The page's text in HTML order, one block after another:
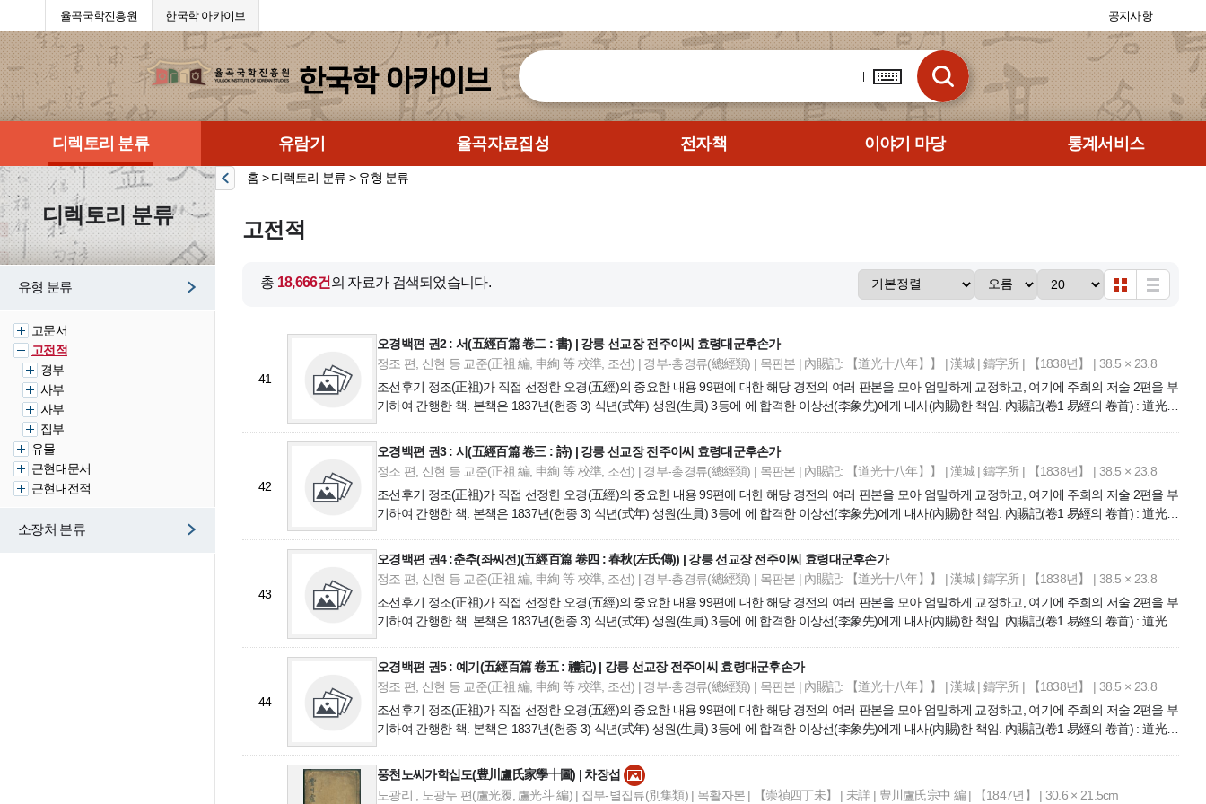
율곡국학진흥원 한국학 아카이브 공지사항
디렉토리 분류 유람기 율곡자료집성 전자책 이야기 마당 통계서비스
디렉토리 분류
유형 분류
고문서
고전적
경부
사부
자부
집부
유물
근현대문서
근현대전적
소장처 분류
홈 > 디렉토리 분류 > 유형 분류
고전적
총 18,666건의 자료가 검색되었습니다.
41
오경백편 권2 : 서(五經百篇 卷二 : 書) | 강릉 선교장 전주이씨 효령대군후손가
정조 편, 신현 등 교준(正祖 編, 申絢 等 校準, 조선) | 경부-총경류(總經類) | 목판본 | 內賜記: 【道光十八年】】 | 漢城 | 鑄字所 | 【1838년】 | 38.5 × 23.8
조선후기 정조(正祖)가 직접 선정한 오경(五經)의 중요한 내용 99편에 대한 해당 경전의 여러 판본을 모아 엄밀하게 교정하고, 여기에 주희의 저술 2편을 부
기하여 간행한 책. 본책은 1837년(헌종 3) 식년(式年) 생원(生員) 3등에 에 합격한 이상선(李象先)에게 내사(內賜)한 책임. 內賜記(卷1 易經의 卷首) : 道光十
중요한 내용 99편에 대한 해당 경전의 여러 판본을 모아 엄밀하게 교정하고, 여기에 주희의 저술 2편을 부기하여 간행한 책. 본책은 1837년(헌종 3) 식년(式
年) 생원(生員) 3등에 에 합격한 이상선(李象先)에게 내사(內賜)한 책임.
42
오경백편 권3 : 시(五經百篇 卷三 : 詩) | 강릉 선교장 전주이씨 효령대군후손가
정조 편, 신현 등 교준(正祖 編, 申絢 等 校準, 조선) | 경부-총경류(總經類) | 목판본 | 內賜記: 【道光十八年】】 | 漢城 | 鑄字所 | 【1838년】 | 38.5 × 23.8
조선후기 정조(正祖)가 직접 선정한 오경(五經)의 중요한 내용 99편에 대한 해당 경전의 여러 판본을 모아 엄밀하게 교정하고, 여기에 주희의 저술 2편을 부
기하여 간행한 책. 본책은 1837년(헌종 3) 식년(式年) 생원(生員) 3등에 에 합격한 이상선(李象先)에게 내사(內賜)한 책임. 內賜記(卷1 易經의 卷首) : 道光十
중요한 내용 99편에 대한 해당 경전의 여러 판본을 모아 엄밀하게 교정하고, 여기에 주희의 저술 2편을 부기하여 간행한 책. 본책은 1837년(헌종 3) 식년(式
年) 생원(生員) 3등에 에 합격한 이상선(李象先)에게 내사(內賜)한 책임.
43
오경백편 권4 :춘추(좌씨전)(五經百篇 卷四 : 春秋(左氏傳)) | 강릉 선교장 전주이씨 효령대군후손가
정조 편, 신현 등 교준(正祖 編, 申絢 等 校準, 조선) | 경부-총경류(總經類) | 목판본 | 內賜記: 【道光十八年】】 | 漢城 | 鑄字所 | 【1838년】 | 38.5 × 23.8
조선후기 정조(正祖)가 직접 선정한 오경(五經)의 중요한 내용 99편에 대한 해당 경전의 여러 판본을 모아 엄밀하게 교정하고, 여기에 주희의 저술 2편을 부
기하여 간행한 책. 본책은 1837년(헌종 3) 식년(式年) 생원(生員) 3등에 에 합격한 이상선(李象先)에게 내사(內賜)한 책임. 內賜記(卷1 易經의 卷首) : 道光十
중요한 내용 99편에 대한 해당 경전의 여러 판본을 모아 엄밀하게 교정하고, 여기에 주희의 저술 2편을 부기하여 간행한 책. 본책은 1837년(헌종 3) 식년(式
年) 생원(生員) 3등에 에 합격한 이상선(李象先)에게 내사(內賜)한 책임.
44
오경백편 권5 : 예기(五經百篇 卷五 : 禮記) | 강릉 선교장 전주이씨 효령대군후손가
정조 편, 신현 등 교준(正祖 編, 申絢 等 校準, 조선) | 경부-총경류(總經類) | 목판본 | 內賜記: 【道光十八年】】 | 漢城 | 鑄字所 | 【1838년】 | 38.5 × 23.8
조선후기 정조(正祖)가 직접 선정한 오경(五經)의 중요한 내용 99편에 대한 해당 경전의 여러 판본을 모아 엄밀하게 교정하고, 여기에 주희의 저술 2편을 부
기하여 간행한 책. 본책은 1837년(헌종 3) 식년(式年) 생원(生員) 3등에 에 합격한 이상선(李象先)에게 내사(內賜)한 책임. 內賜記(卷1 易經의 卷首) : 道光十
중요한 내용 99편에 대한 해당 경전의 여러 판본을 모아 엄밀하게 교정하고, 여기에 주희의 저술 2편을 부기하여 간행한 책. 본책은 1837년(헌종 3) 식년(式
年) 생원(生員) 3등에 에 합격한 이상선(李象先)에게 내사(內賜)한 책임.
풍천노씨가학십도(豊川盧氏家學十圖) | 차장섭
노광리 , 노광두 편(盧光履, 盧光斗 編) | 집부-별집류(別集類) | 목활자본 | 【崇禎四丁未】 | 未詳 | 豊川盧氏宗中 編 | 【1847년】 | 30.6 × 21.5cm